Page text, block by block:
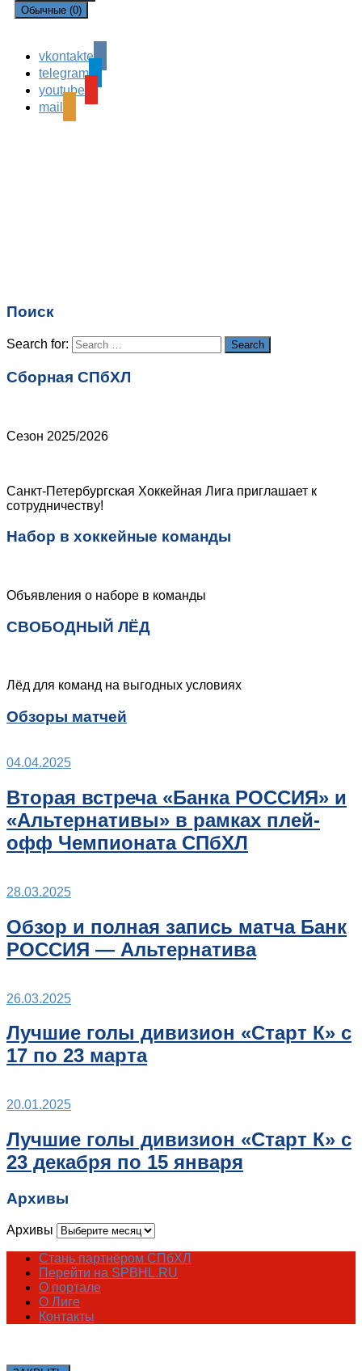
Обычные (0)
Leave a Reply
Ваш адрес email не будет опубликован.
поля помечены
vkontakte
telegram
youtube
mail
Поиск
Search for: Search
Сборная СПбХЛ
Сезон 2025/2026
Санкт-Петербургская Хоккейная Лига приглашает к
сотрудничеству!
Набор в хоккейные команды
Объявления о наборе в команды
СВОБОДНЫЙ ЛЁД
Лёд для команд на выгодных условиях
Обзоры матчей
04.04.2025
Вторая встреча «Банка РОССИЯ» и
«Альтернативы» в рамках плей-
офф Чемпионата СПбХЛ
28.03.2025
Обзор и полная запись матча Банк
РОССИЯ — Альтернатива
26.03.2025
Лучшие голы дивизион «Старт К» с
17 по 23 марта
20.01.2025
Лучшие голы дивизион «Старт К» с
23 декабря по 15 января
Архивы
Архивы
Стань партнёром СПбХЛ
Перейти на SPBHL.RU
О портале
О Лиге
Контакты